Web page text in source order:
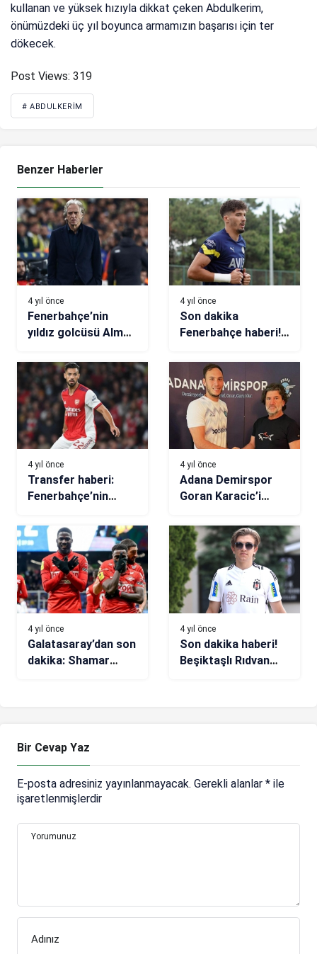
kullanan ve yüksek hızıyla dikkat çeken Abdulkerim,
önümüzdeki üç yıl boyunca armamızın başarısı için ter
dökecek.
Post Views: 319
# ABDULKERIM
Benzer Haberler
4 yıl önce
Fenerbahçe’nin
yıldız golcüsü Alman
bonservis bedeli
4 yıl önce
Son dakika
Fenerbahçe haberi!
öncesi Jorge
Jesus’tan Altay
Bayındır kararı
4 yıl önce
Transfer haberi:
Fenerbahçe’nin
Mari için Monza
iddiası
4 yıl önce
Adana Demirspor
Goran Karacic’i
4 yıl önce
Galatasaray’dan son
dakika: Shamar
4 yıl önce
Son dakika haberi!
Beşiktaşlı Rıdvan
Bir Cevap Yaz
E-posta adresiniz yayınlanmayacak. Gerekli alanlar * ile
işaretlenmişlerdir
Yorumunuz
Adınız